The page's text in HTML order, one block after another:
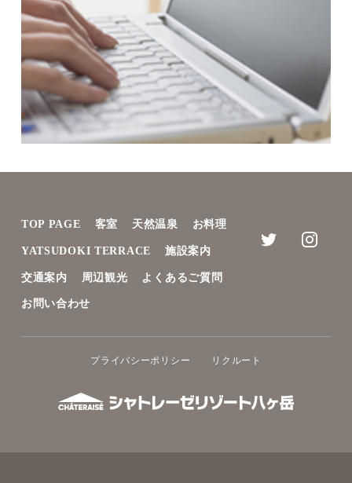
TOP PAGE 客室 天然温泉 お料理
YATSUDOKI TERRACE 施設案内
交通案内 周辺観光 よくあるご質問
お問い合わせ
プライバシーポリシー リクルート